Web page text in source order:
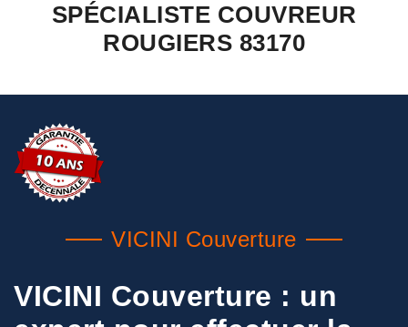
SPÉCIALISTE COUVREUR
ROUGIERS 83170
VICINI Couverture
VICINI Couverture : un